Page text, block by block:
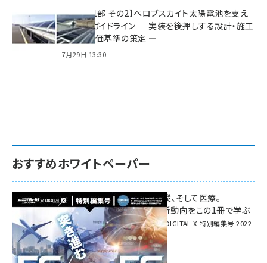
特集【第1部 その2】ペロブスカイト太陽電池を支え
る2つのガイドライン ― 実装を後押しする設計・施工
方針と評価基準の策定 ―
7月29日 13:30
おすすめホワイトペーパー
環境対策、建機の遠隔操縦、そして医療。
次世代通信規格「5G」最新動向をこの1冊で学ぶ
SmartGrid ニューズレター × DIGITAL X 特別編集号 2022
Summer